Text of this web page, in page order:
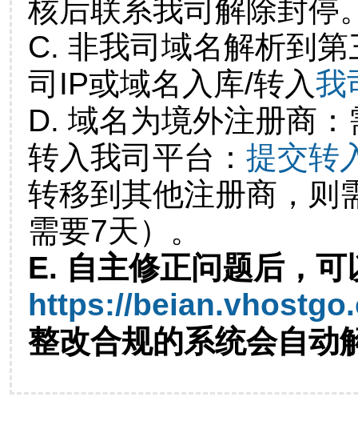
核后联系我司解除封停
C. 非我司域名解析到
司IP或域名入库/转入我
D. 域名为境外注册商
转入我司平台： 提交转
转移到其他注册商，则
需要7天）。
E. 自主修正问题后，可
https://
整改合规的系统会自动